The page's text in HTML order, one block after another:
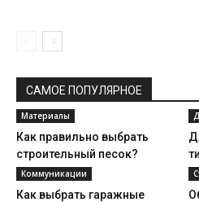
САМОЕ ПОПУЛЯРНОЕ
Материалы
Как правильно выбрать
строительный песок?
Коммуникации
Как выбрать гаражные